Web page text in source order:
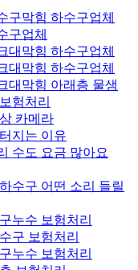
구막힘 하수구업체
구업체
대막힘 하수구업체
대막힘 하수구업체
대막힘 아래층 물샘
험처리
카메라
지는 이유
수도 요금 많아요
수구 어떤 소리 들릴
누수 보험처리
구 보험처리
누수 보험처리